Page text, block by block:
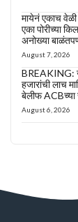
मायेनं एकाच
एका पोरीच्या
अनोख्या
August 7, 2026
BREAKING:
हजारांची लाच
बेलीफ ACBच्या
August 6, 2026